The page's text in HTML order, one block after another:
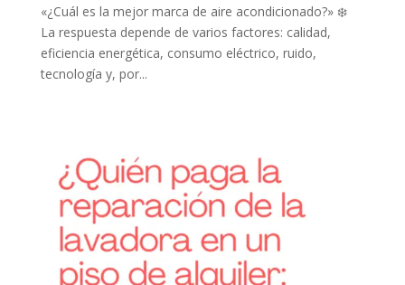
«¿Cuál es la mejor marca de aire acondicionado?» ❄️
La respuesta depende de varios factores: calidad,
eficiencia energética, consumo eléctrico, ruido,
tecnología y, por...